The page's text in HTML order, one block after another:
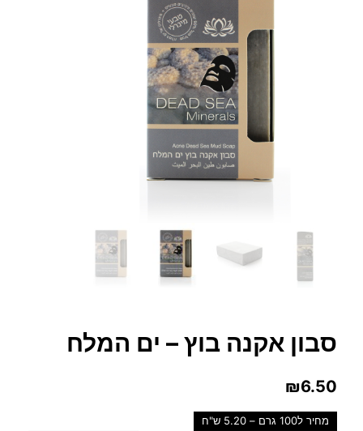
סבון אקנה בוץ – ים המלח
₪6.50
מחיר ל100 גרם – 5.20 ש"ח